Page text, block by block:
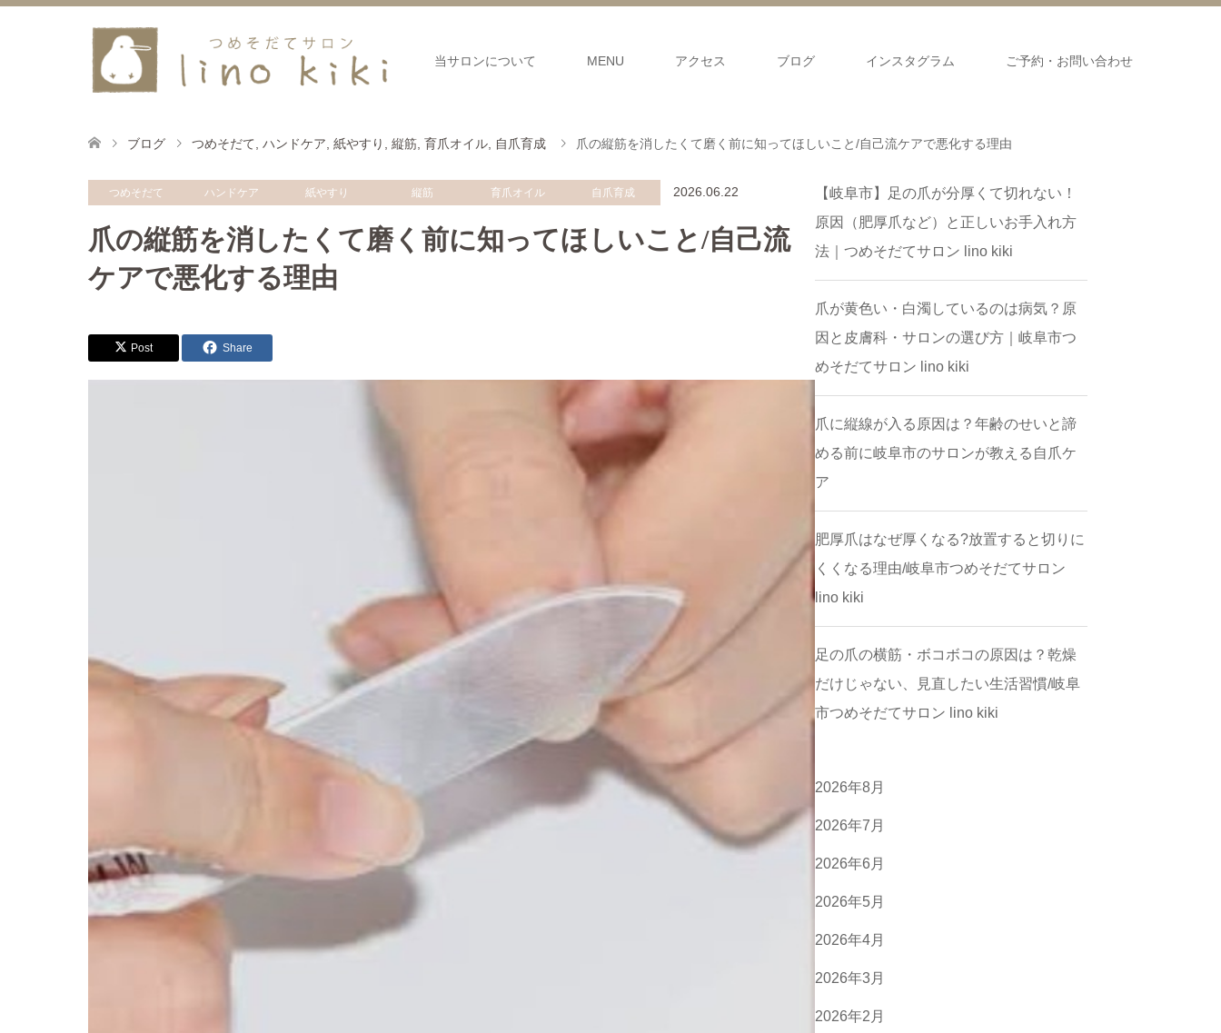
当サロンについて MENU アクセス ブログ インスタグラム ご予約・お問い合わせ
ブログ つめそだて ハンドケア 紙やすり 縦筋 育爪オイル 自爪育成 爪の縦筋を消したくて磨く前に知ってほしいこと/自己流ケアで悪化する理由
つめそだて ハンドケア 紙やすり 縦筋 育爪オイル 自爪育成 2026.06.22
爪の縦筋を消したくて磨く前に知ってほしいこと/自己流
ケアで悪化する理由
Post Share
​【岐阜市】足の爪が分厚くて切れない！
原因（肥厚爪など）と正しいお手入れ方
法｜つめそだてサロン lino kiki
爪が黄色い・白濁しているのは病気？原
因と皮膚科・サロンの選び方｜岐阜市つ
めそだてサロン lino kiki
爪に縦線が入る原因は？年齢のせいと諦
める前に岐阜市のサロンが教える自爪ケ
ア
肥厚爪はなぜ厚くなる?放置すると切りに
くくなる理由/岐阜市つめそだてサロン
lino kiki
足の爪の横筋・ボコボコの原因は？乾燥
だけじゃない、見直したい生活習慣/岐阜
市つめそだてサロン lino kiki
2026年8月
2026年7月
2026年6月
2026年5月
2026年4月
2026年3月
2026年2月